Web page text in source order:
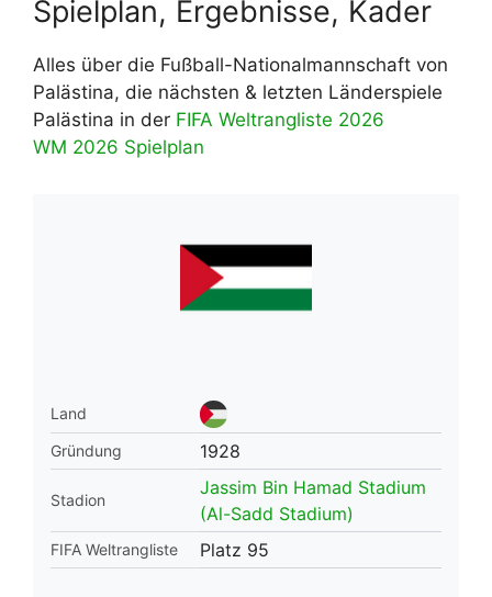
Spielplan, Ergebnisse, Kader
Alles über die Fußball-Nationalmannschaft von
Palästina, die nächsten & letzten Länderspiele
Palästina in der FIFA Weltrangliste 2026
WM 2026 Spielplan
Land
Gründung
1928
Stadion
Jassim Bin Hamad Stadium
(Al-Sadd Stadium)
FIFA Weltrangliste Platz 95